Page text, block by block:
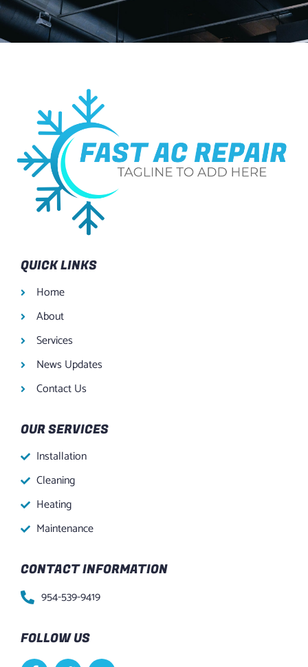
QUICK LINKS
Home
About
Services
News Updates
Contact Us
OUR SERVICES
Installation
Cleaning
Heating
Maintenance
CONTACT INFORMATION
954-539-9419
FOLLOW US